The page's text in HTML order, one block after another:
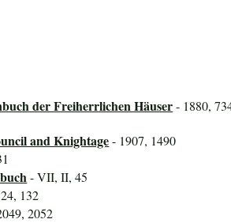
der Freiherrlichen Häuser- 1880,
and Knightage- 1907, 1490
- VII, II, 45
132
2052